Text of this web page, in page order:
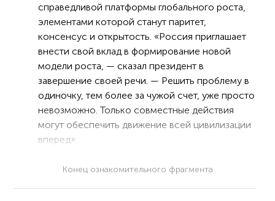
справедливой платформы глобального роста,
элементами которой станут паритет,
консенсус и открытость. «Россия приглашает
внести свой вклад в формирование новой
модели роста, — сказал президент в
завершение своей речи. — Решить проблему в
одиночку, тем более за чужой счет, уже просто
невозможно. Только совместные действия
могут обеспечить движение всей цивилизации
вперед».
Конец ознакомительного фрагмента